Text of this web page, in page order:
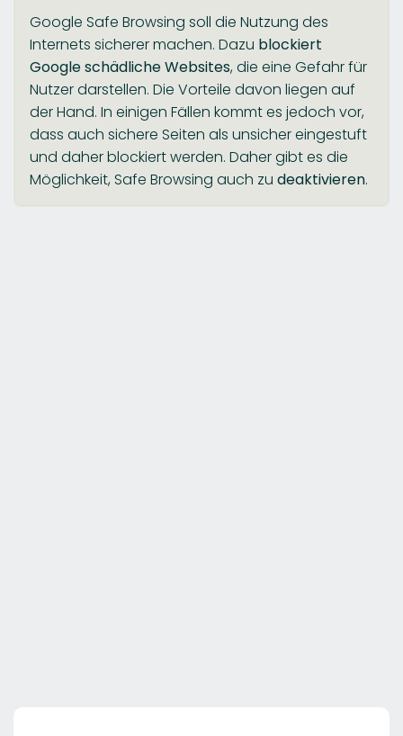
Google Safe Browsing soll die Nutzung des
Internets sicherer machen. Dazu blockiert
Google schädliche Websites, die eine Gefahr für
Nutzer darstellen. Die Vorteile davon liegen auf
der Hand. In einigen Fällen kommt es jedoch vor,
dass auch sichere Seiten als unsicher eingestuft
und daher blockiert werden. Daher gibt es die
Möglichkeit, Safe Browsing auch zu deaktivieren.